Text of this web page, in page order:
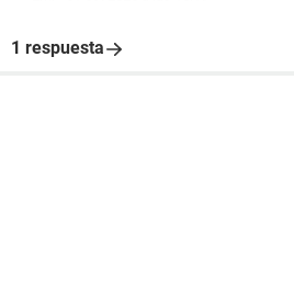
1 respuesta